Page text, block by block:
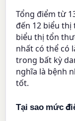
Tổng điểm từ
đến 12 biểu
biểu thị tổn
nhất có thể có
trong bất kỳ
nghĩa là bệnh
tốt.
Tại sao mức